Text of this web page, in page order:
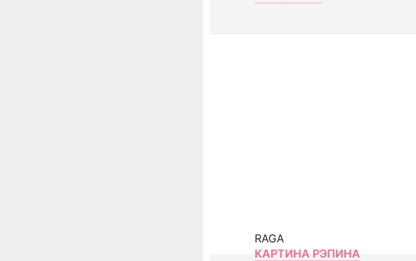
RAGA
КАРТИНА РЭПИНА